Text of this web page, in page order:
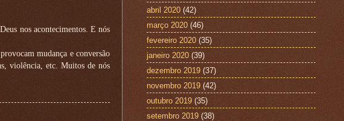
nos acontecimentos. E nós
mudança e conversão
violência, etc. Muitos de nós
abril 2020 (42)
março 2020 (46)
fevereiro 2020 (35)
janeiro 2020 (39)
dezembro 2019 (37)
novembro 2019 (42)
outubro 2019 (35)
setembro 2019 (38)